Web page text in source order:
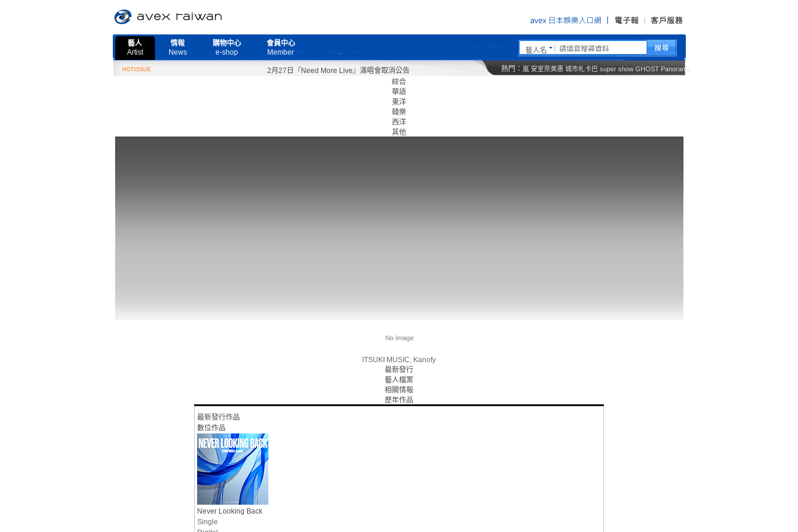
藝人
Artist
情報
News
購物中心
e-shop
會員中心
Member
藝人名
HOTISSUE 2月27日『Need More Live』演唱會取消公告 熱門： 嵐 安室奈美惠 城市札卡巴 super show GHOST Panorama
綜合
華語
東洋
韓樂
西洋
其他
ITSUKI MUSIC, Kanofy
最新發行
藝人檔案
相關情報
歷年作品
最新發行作品
數位作品
Never Looking Back
Single